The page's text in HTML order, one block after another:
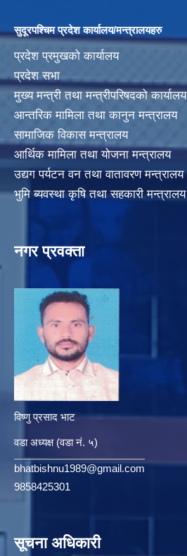
सुदूरपश्चिम प्रदेश कार्यालय/मन्त्रालयहरु
प्रदेश प्रमुखको कार्यालय
प्रदेश सभा
मुख्य मन्त्री तथा मन्त्रीपरिषदको कार्यालय
आन्तरिक मामिला तथा कानुन मन्त्रालय
सामाजिक विकास मन्त्रालय
आर्थिक मामिला तथा योजना मन्त्रालय
उद्यग पर्यटन वन तथा वातावरण मन्त्रालय
भुमि ब्यवस्था कृषि तथा सहकारी मन्त्रालय
नगर प्रवक्ता
विष्णु प्रसाद भाट
वडा अध्यक्ष (वडा नं. ५)
bhatbishnu1989@gmail.com
9858425301
सूचना अधिकारी